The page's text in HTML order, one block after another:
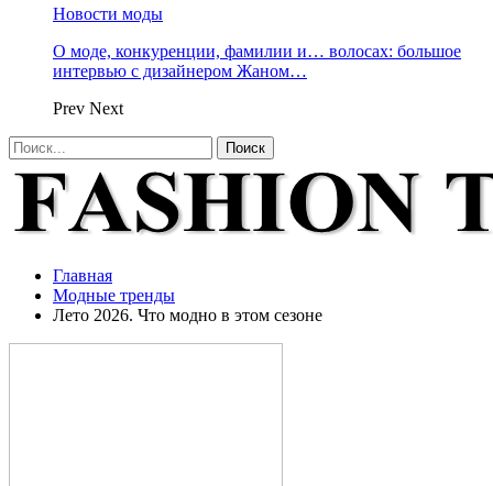
Новости моды
О моде, конкуренции, фамилии и… волосах: большое
интервью с дизайнером Жаном…
Prev Next
Главная
Модные тренды
Лето 2026. Что модно в этом сезоне